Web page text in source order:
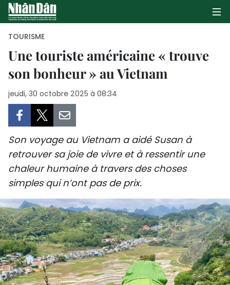
PAGE D'ACCUEIL
POLITIQUE
SOCIÉTÉ
CULTURE
ENVIRONNEMENT
SPORT
FRANCOPHONIE
TOURISME
Une touriste américaine « trouve
son bonheur » au Vietnam
jeudi, 30 octobre 2025 à 08:34
Son voyage au Vietnam a aidé Susan à
retrouver sa joie de vivre et à ressentir une
chaleur humaine à travers des choses
simples qui n’ont pas de prix.